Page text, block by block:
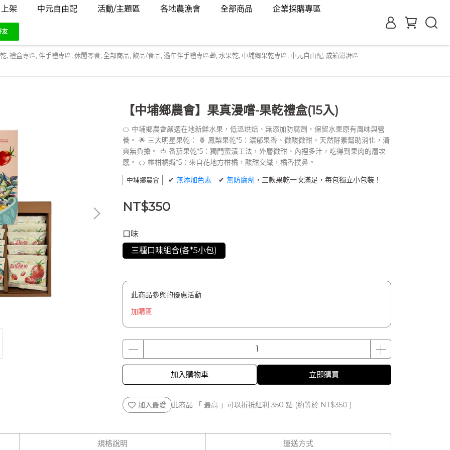
架 中元自由配 活動/主題區 各地農漁會 全部商品 企業採購專區
, 禮盒專區 伴手禮專區 休閒零食, 全部商品 飲品/食品 過年伴手禮專區🎁 水果乾, 中埔鄉果乾專區 中元自由配 成箱澎湃區
【中埔鄉農會】果真漫嚐-果乾禮盒(15入)
🍊 中埔鄉農會嚴選在地新鮮水果，低溫烘焙、無添加防腐劑，保留水果原有風味與營
養。 🌟 三大明星果乾： 🍍 鳳梨果乾*5：濃郁果香、微酸微甜，天然酵素幫助消化，清
爽無負擔。 🍅 番茄果乾*5：獨門蜜漬工法，外層微甜、內裡多汁，吃得到果肉的層次
感。 🍊 椪柑橘瓣*5：來自花地方柑橘，酸甜交織，橘香撲鼻。
中埔鄉農會 ✔ 無添加色素✔ 無防腐劑 ，三款果乾一次滿足，每包獨立小包裝！
NT$350
口味
三種口味組合(各*5小包)
此商品參與的優惠活動
加購區
加入購物車 立即購買
加入最愛 此商品 「 最高 」可以折抵紅利 350 點 (約等於 NT$350 )
規格說明 運送方式